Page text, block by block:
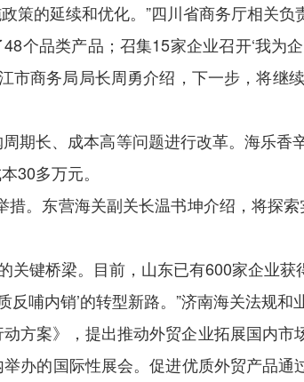
的延续和优化。”四川省商务厅相关负
个品类产品；召集15家企业召开‘我为
市商务局局长周勇介绍，下一步，将继
期长、成本高等问题进行改革。海乐
30多万元。
措。东营海关副关长温书坤介绍，将探
键桥梁。目前，山东已有600家企业获
哺内销’的转型新路。”济南海关法规和
方案》，提出推动外贸企业拓展国内
办的国际性展会。促进优质外贸产品